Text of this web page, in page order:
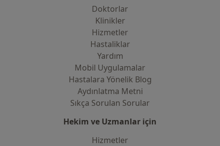
Doktorlar
Klinikler
Hizmetler
Hastaliklar
Yardım
Mobil Uygulamalar
Hastalara Yönelik Blog
Aydınlatma Metni
Sıkça Sorulan Sorular
Hekim ve Uzmanlar için
Hizmetler